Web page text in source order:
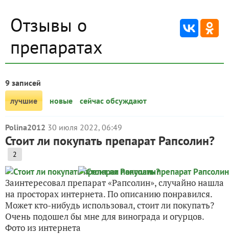
Отзывы о
препаратах
9 записей
лучшие
новые сейчас обсуждают
Polina2012 30 июля 2022, 06:49
Стоит ли покупать препарат Рапсолин?
2
Заинтересовал препарат «Рапсолин», случайно нашла
на просторах интернета. По описанию понравился.
Может кто-нибудь использовал, стоит ли покупать?
Очень подошел бы мне для винограда и огурцов.
Фото из интернета